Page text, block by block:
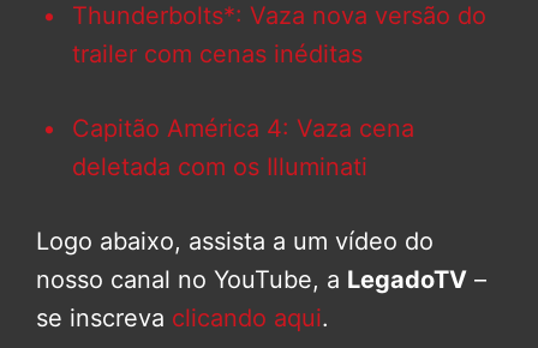
Thunderbolts*: Vaza nova versão do
trailer com cenas inéditas
Capitão América 4: Vaza cena
deletada com os Illuminati
Logo abaixo, assista a um vídeo do
nosso canal no YouTube, a LegadoTV –
se inscreva clicando aqui.